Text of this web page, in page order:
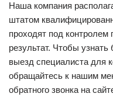
Наша компания
штатом
проходят под
результат. Чтобы
выезд специалиста для
обращайтесь к нашим
обратного звонка на